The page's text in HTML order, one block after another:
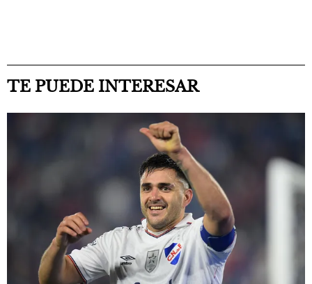
TE PUEDE INTERESAR